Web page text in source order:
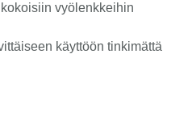
vyölenkkeihin
käyttöön tinkimättä